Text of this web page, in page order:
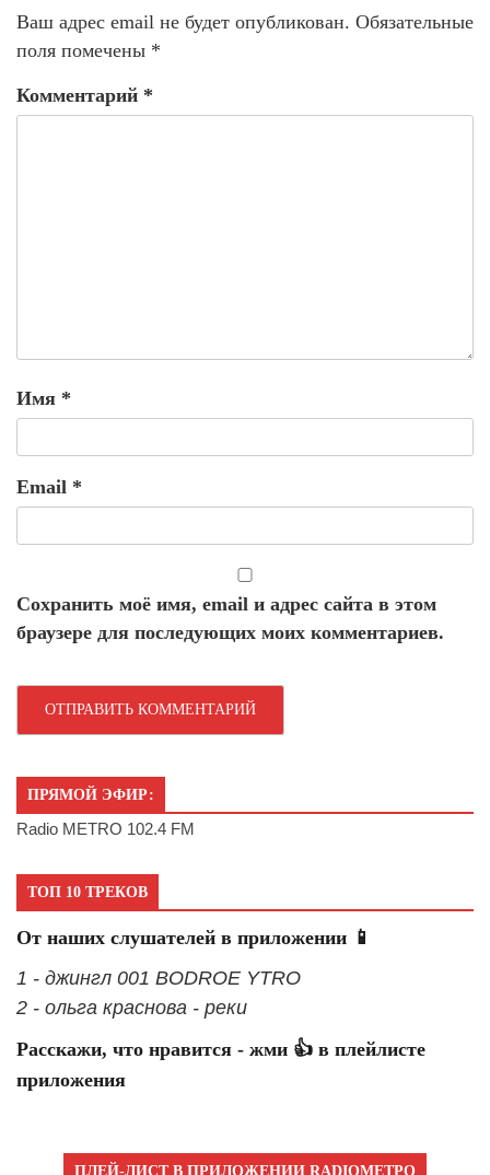
Ваш адрес email не будет опубликован. Обязательные
поля помечены *
Комментарий *
Имя *
Email *
Сохранить моё имя, email и адрес сайта в этом
браузере для последующих моих комментариев.
ПРЯМОЙ ЭФИР:
Radio METRO 102.4 FM
ТОП 10 ТРЕКОВ
От наших слушателей в приложении 📱
1 - джингл 001 BODROE YTRO
2 - ольга краснова - реки
Расскажи, что нравится - жми 👍 в плейлисте
приложения
ПЛЕЙ-ЛИСТ В ПРИЛОЖЕНИИ RADIOМЕТРО